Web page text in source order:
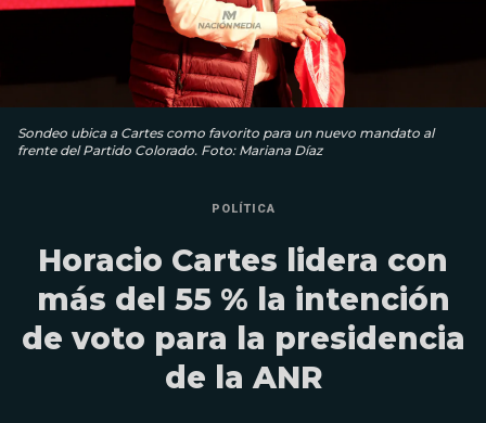
Sondeo ubica a Cartes como favorito para un nuevo mandato al
frente del Partido Colorado. Foto: Mariana Díaz
POLÍTICA
Horacio Cartes lidera con
más del 55 % la intención
de voto para la presidencia
de la ANR